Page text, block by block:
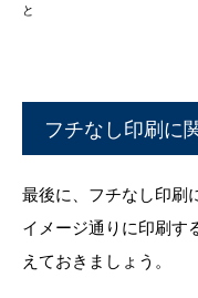
と
フチなし印刷に
最後に、フチなし印刷
イメージ通りに印刷す
えておきましょう。